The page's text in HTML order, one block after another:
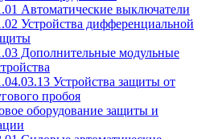
Автоматические выключатели
Устройства дифференциальной
Дополнительные модульные
Устройства защиты от
пробоя
оборудование защиты и